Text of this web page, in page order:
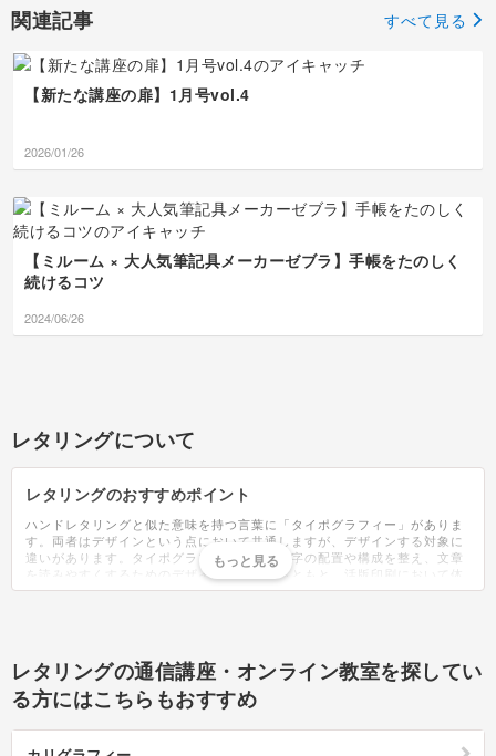
くりを楽しんでください
す✨✨ これは、iPadで描
かれたのですか？ デザ
個別レッスンをしており
ますよ‼️
関連記事 すべて見る
【新たな講座の扉】1月号vol.4
2026/01/26
【ミルーム × 大人気筆記具メーカーゼブラ】手帳をたのしく
続けるコツ
2024/06/26
レタリングについて
レタリングのおすすめポイント
ハンドレタリングと似た意味を持つ言葉に「タイポグラフィー」がありま
す。両者はデザインという点において共通しますが、デザインする対象に
違いがあります。タイポグラフィーとは、文字の配置や構成を整え、文章
を読みやすくするためのデザインのこと。もともと、活版印刷において体
裁を整えるために使われる技術でした。現在は印刷物だけでなく、文字の
ました。1つ目は「レタリンググラス」。レタリングが施されたお洒落な
グラスのことです。カフェのようなお洒落さで、SNSにも映えることから
人気がある韓国雑貨。2つ目は「レタリングケーキ」。誕生日ケーキのこ
レタリングの通信講座・オンライン教室を探してい
る方にはこちらもおすすめ